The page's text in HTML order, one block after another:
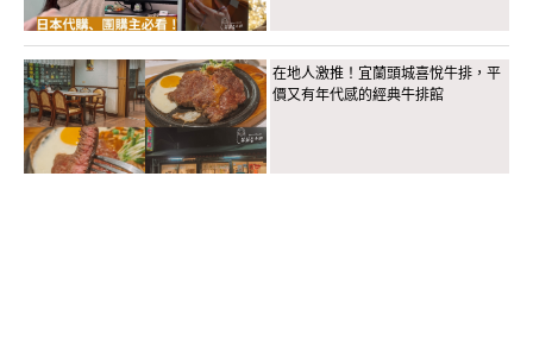
在地人激推！宜蘭頭城喜悅牛排，平
價又有年代感的經典牛排館